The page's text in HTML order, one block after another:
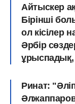
Айтыскер
Бірінші
ол кісілер
Әрбір
ұрыспадық,
Ринат: